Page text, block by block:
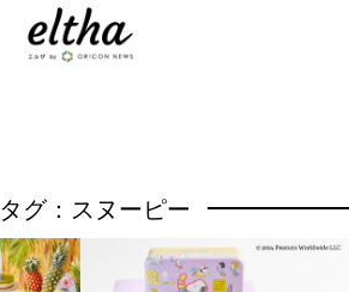
タグ：スヌーピー